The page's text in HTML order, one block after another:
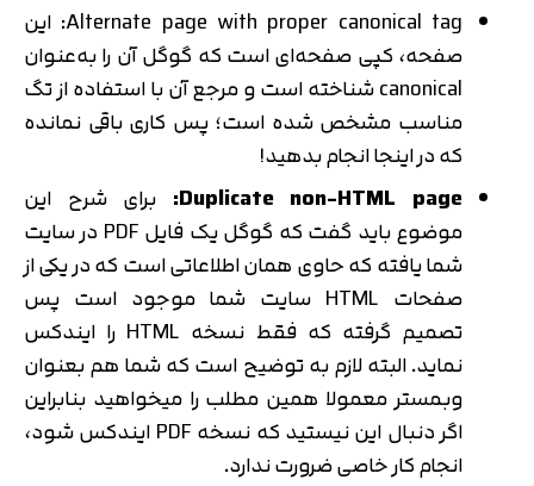
Alternate page with proper canonical tag: این
صفحه، کپی صفحه‌ای است که گوگل آن را به‌عنوان
canonical شناخته است و مرجع آن با استفاده از تگ
مناسب مشخص شده است؛ پس کاری باقی نمانده
که در اینجا انجام بدهید!
Duplicate non-HTML page: برای شرح این
موضوع باید گفت که گوگل یک فایل PDF در سایت
شما یافته که حاوی همان اطلاعاتی است که در یکی از
صفحات HTML سایت شما موجود است پس
تصمیم گرفته که فقط نسخه HTML را ایندکس
نماید. البته لازم به توضیح است که شما هم بعنوان
وبمستر معمولا همین مطلب را میخواهید بنابراین
اگر دنبال این نیستید که نسخه PDF ایندکس شود،
انجام کار خاصی ضرورت ندارد.